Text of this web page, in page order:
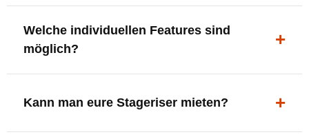
oder Zubehör nutzen.
Welche individuellen Features sind
möglich?
XLR-Brücke / Schnittstelle
Setlist-Clip
Kann man eure Stageriser mieten?